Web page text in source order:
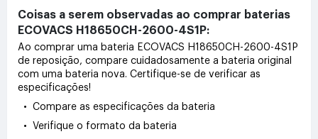
Coisas a serem observadas ao comprar baterias
ECOVACS H18650CH-2600-4S1P:
Ao comprar uma bateria ECOVACS H18650CH-2600-4S1P
de reposição, compare cuidadosamente a bateria original
com uma bateria nova. Certifique-se de verificar as
especificações!
• Compare as especificações da bateria
• Verifique o formato da bateria